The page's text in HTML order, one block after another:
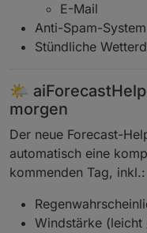
E-Mail
Anti-Spam-
Stündliche
🌤️
morgen
Der neue Forecast-
automatisch eine
kommenden Tag, inkl.:
Windstärke